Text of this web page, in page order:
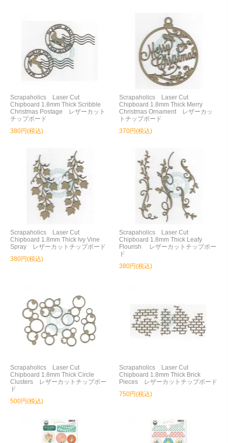
Scrapaholics Laser Cut
Chipboard 1.8mm Thick Scribble
Christmas Postage レザーカット
チップボード
380円(税込)
Scrapaholics Laser Cut
Chipboard 1.8mm Thick Merry
Christmas Ornament レザーカッ
トチップボード
370円(税込)
Scrapaholics Laser Cut
Chipboard 1.8mm Thick Ivy Vine
Spray レザーカットチップボード
380円(税込)
Scrapaholics Laser Cut
Chipboard 1.8mm Thick Leafy
Flourish レザーカットチップボー
ド
380円(税込)
Scrapaholics Laser Cut
Chipboard 1.8mm Thick Circle
Clusters レザーカットチップボー
ド
500円(税込)
Scrapaholics Laser Cut
Chipboard 1.8mm Thick Brick
Pieces レザーカットチップボード
750円(税込)